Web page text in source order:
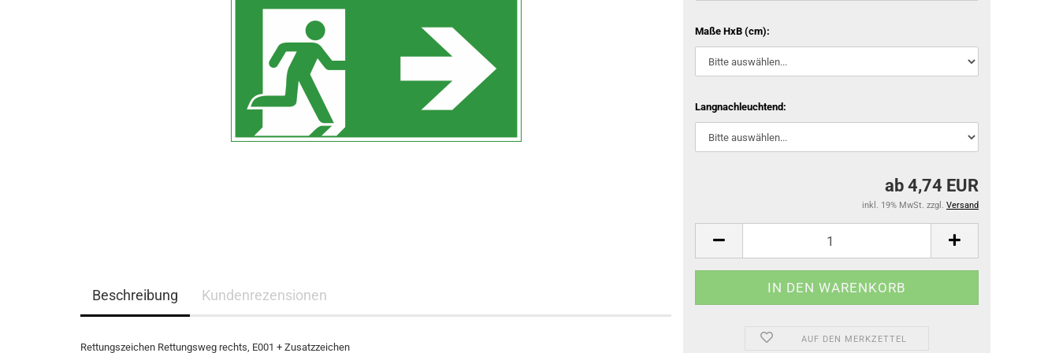
Maße HxB (cm):
Langnachleuchtend:
ab 4,74 EUR
inkl. 19% MwSt. zzgl. Versand
AUF DEN MERKZETTEL
Beschreibung Kundenrezensionen
Rettungszeichen Rettungsweg rechts, E001 + Zusatzzeichen